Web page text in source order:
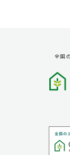
全国